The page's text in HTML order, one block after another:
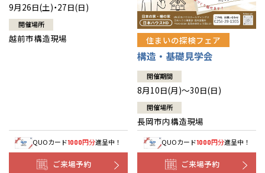
9月26日(土)・27日(日)
開催場所
越前市構造現場
QUOカード1000円分進呈中！
ご来場予約
住まいの探検フェア
構造・基礎見学会
開催期間
8月10日(月)～30日(日)
開催場所
長岡市内構造現場
QUOカード1000円分進呈中！
ご来場予約